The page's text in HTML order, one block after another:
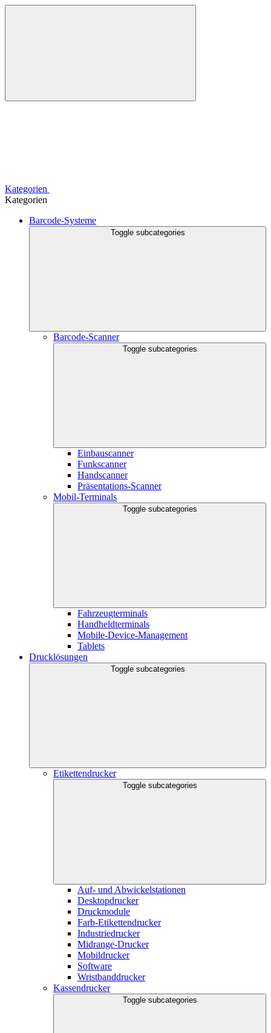
Kategorien
Kategorien
Barcode-Systeme
Toggle subcategories
Barcode-Scanner
Toggle subcategories
Einbauscanner
Funkscanner
Handscanner
Präsentations-Scanner
Mobil-Terminals
Toggle subcategories
Fahrzeugterminals
Handheldterminals
Mobile-Device-Management
Tablets
Drucklösungen
Toggle subcategories
Etikettendrucker
Toggle subcategories
Auf- und Abwickelstationen
Desktopdrucker
Druckmodule
Farb-Etikettendrucker
Industriedrucker
Midrange-Drucker
Mobildrucker
Software
Wristbanddrucker
Kassendrucker
Toggle subcategories